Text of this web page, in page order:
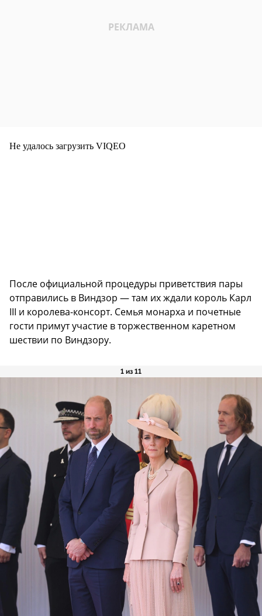
Не удалось загрузить VIQEO
После официальной процедуры приветствия пары
отправились в Виндзор — там их ждали король Карл
III и королева-консорт. Семья монарха и почетные
гости примут участие в торжественном каретном
шествии по Виндзору.
1 из 11